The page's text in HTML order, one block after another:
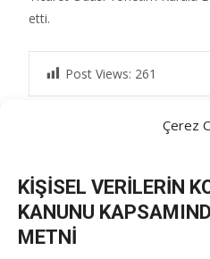
Çerez
KİŞİSEL VERİLERİN
KANUNU
METNİ
etti.
Post Views: 261
Post
Ankara Büyükşehir Belediye